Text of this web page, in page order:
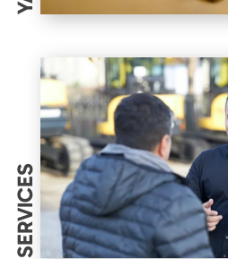
SERVICES